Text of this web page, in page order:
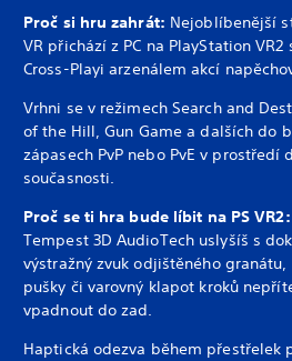
Proč si hru zahrát: Nejoblíbenější
VR přichází z PC na PlayStation
Cross-Playi arzenálem akcí
Vrhni se v režimech Search and
of the Hill, Gun Game a dalších do
zápasech PvP nebo PvE v prostředí
současnosti.
Proč se ti hra bude líbit na PS VR2:
Tempest 3D AudioTech uslyšíš s
výstražný zvuk odjištěného
pušky či varovný klapot kroků
vpadnout do zad.
Haptická odezva během přestřelek